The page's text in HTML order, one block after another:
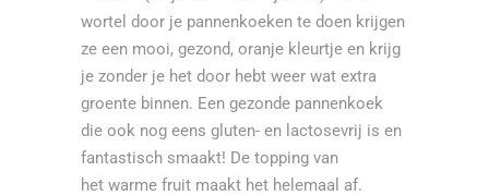
wortel door je pannenkoeken te doen krijgen
ze een mooi, gezond, oranje kleurtje en krijg
je zonder je het door hebt weer wat extra
groente binnen. Een gezonde pannenkoek
die ook nog eens gluten- en lactosevrij is en
fantastisch smaakt! De topping van
het warme fruit maakt het helemaal af.